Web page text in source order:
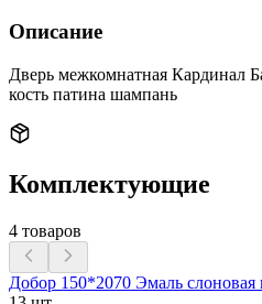
Описание
Дверь межкомнатная Кардинал
кость патина шампань
Комплектующие
4 товаров
Добор 150*2070 Эмаль слоновая